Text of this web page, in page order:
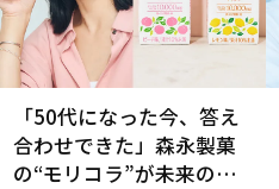
「50代になった今、答え
合わせできた」森永製菓
の“モリコラ”が未来のキ